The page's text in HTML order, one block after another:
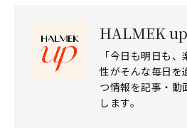
HALMEK
「今日も明日も
性がそんな毎日を
つ情報を記事・動
します。